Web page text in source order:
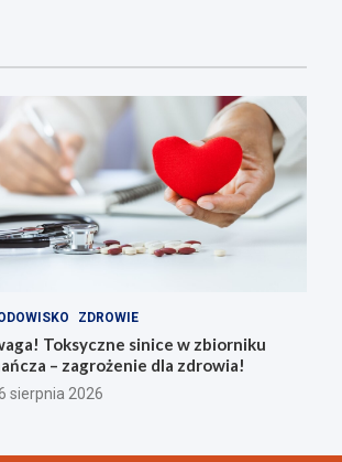
ZDROWIE
Toksyczne sinice w zbiorniku
– zagrożenie dla zdrowia!
sierpnia 2026